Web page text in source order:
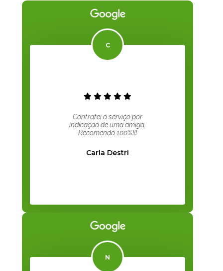
Contratei o serviço por
indicação de uma amiga.
Recomendo 100%!!!
Carla Destri